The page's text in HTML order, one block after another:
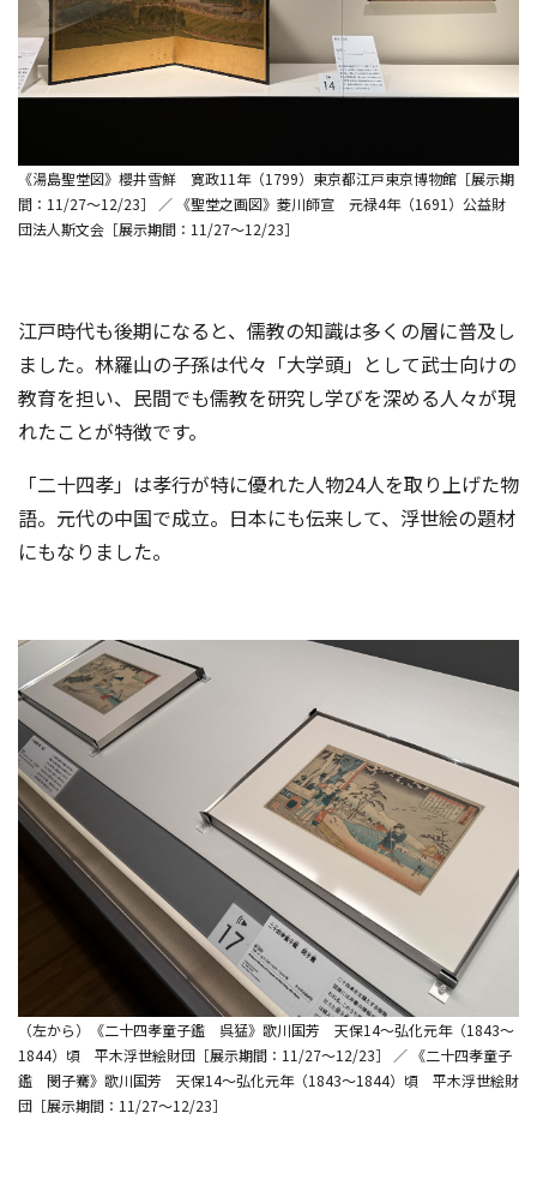
《湯島聖堂図》櫻井雪鮮 寛政11年（1799）東京都江戸東京博物館［展示期
間：11/27～12/23］ ／ 《聖堂之画図》菱川師宣 元禄4年（1691）公益財
団法人斯文会［展示期間：11/27～12/23］
江戸時代も後期になると、儒教の知識は多くの層に普及し
ました。林羅山の子孫は代々「大学頭」として武士向けの
教育を担い、民間でも儒教を研究し学びを深める人々が現
れたことが特徴です。
「二十四孝」は孝行が特に優れた人物24人を取り上げた物
語。元代の中国で成立。日本にも伝来して、浮世絵の題材
にもなりました。
（左から）《二十四孝童子鑑 呉猛》歌川国芳 天保14～弘化元年（1843～
1844）頃 平木浮世絵財団［展示期間：11/27～12/23］ ／ 《二十四孝童子
鑑 閔子騫》歌川国芳 天保14～弘化元年（1843～1844）頃 平木浮世絵財
団［展示期間：11/27～12/23］